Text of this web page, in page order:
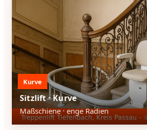
Kurve
Sitzlift · Kurve
Maßschiene · enge Radien